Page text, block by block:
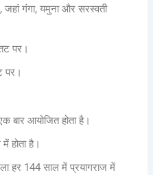
जहां गंगा, यमुना और सरस्वती
पर।
पर।
बार आयोजित होता है।
होता है।
हर 144 साल में प्रयागराज में